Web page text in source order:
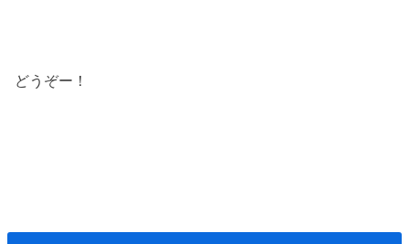
どうぞー！